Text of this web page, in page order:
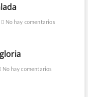
No hay comentarios
No hay comentarios